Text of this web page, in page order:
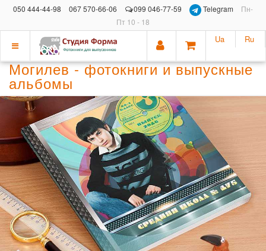
050 444-44-98 067 570-66-06 099 046-77-59 Telegram
Пн-
Пт 10 - 18
Показать
меню
Ua Ru
Могилев - фотокниги и выпускные
альбомы